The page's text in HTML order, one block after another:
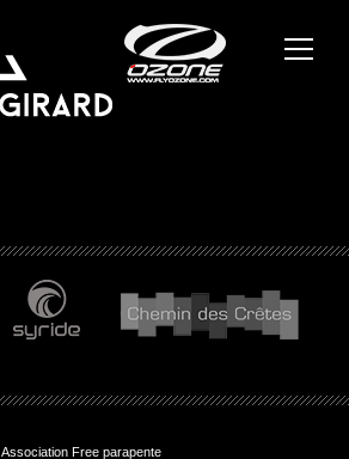
Association Free parapente